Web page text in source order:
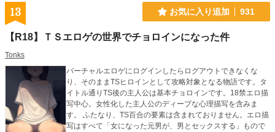
13 お気に入り追加 931
【R18】ＴＳエロゲの世界でチョロインになった件
Tonks
バーチャルエロゲにログインしたらログアウトできなくな
り、そのままTSヒロインとして攻略対象となる物語です。タ
イトル通りTS後の主人公は基本チョロインです。18禁エロ描
写中心。女性化した主人公のディープな心理描写を含みま
す。 ふたなり、TS百合の要素は含まれておりません。エロ描
写はすべて「女になった元男が、男とセックスする」もので